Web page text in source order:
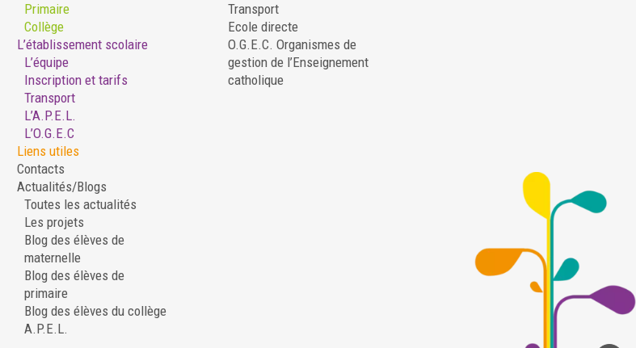
Primaire
Collège
L’établissement scolaire
L’équipe
Inscription et tarifs
Transport
L’A.P.E.L.
L’O.G.E.C
Liens utiles
Contacts
Actualités/Blogs
Toutes les actualités
Les projets
Blog des élèves de
maternelle
Blog des élèves de
primaire
Blog des élèves du collège
A.P.E.L.
Transport
Ecole directe
O.G.E.C. Organismes de
gestion de l’Enseignement
catholique